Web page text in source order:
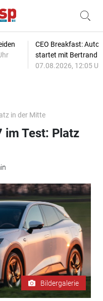
CEO Breakfast:
startet mit Bertrand
07.08.2026, 12:05
in der Mitte
im Test: Platz
Bildergalerie